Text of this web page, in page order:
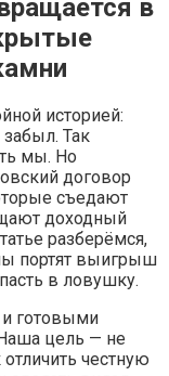
в
историей:
Так
мы. Но
договор
съедают
доходный
разберёмся,
портят выигрыш
в ловушку.
и готовыми
цель — не
честную